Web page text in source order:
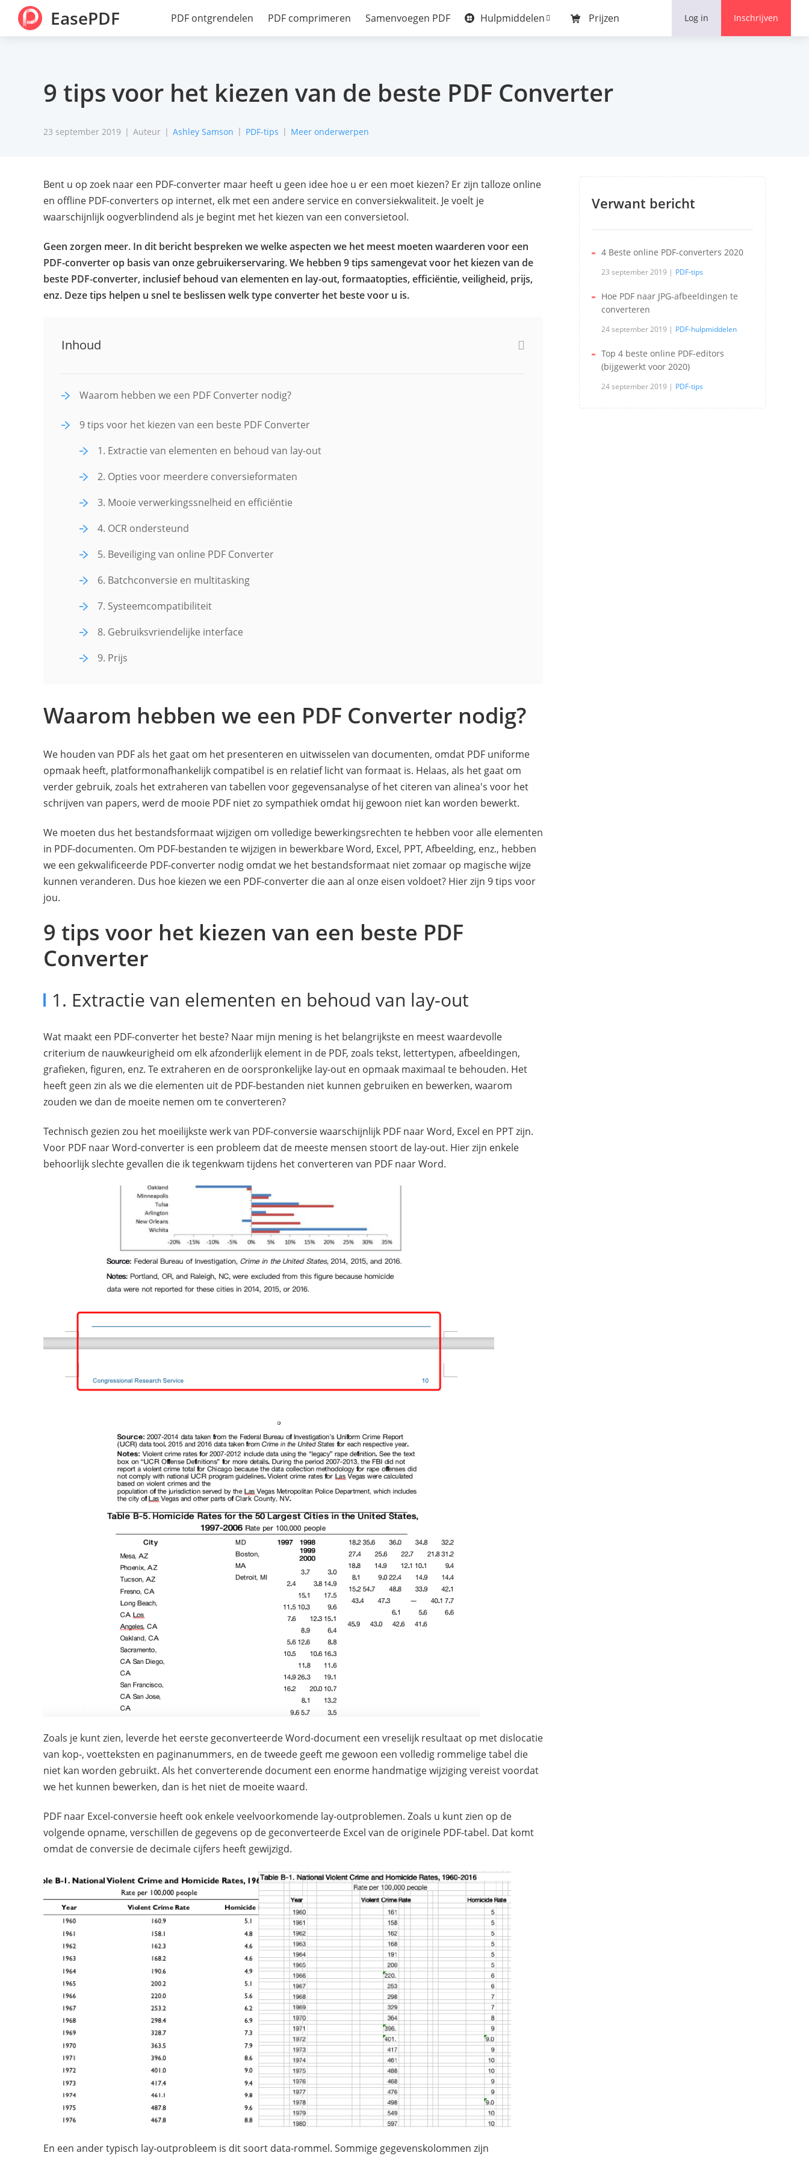
EasePDF PDF ontgrendelen PDF comprimeren Samenvoegen PDF Hulpmiddelen Prijzen Log in Inschrijven
9 tips voor het kiezen van de beste PDF Converter
23 september 2019 Auteur Ashley Samson PDF-tips Meer onderwerpen
Commentaar
Bent u op zoek naar een PDF-converter maar heeft u geen idee hoe u er een moet kiezen? Er zijn talloze online
en offline PDF-converters op internet, elk met een andere service en conversiekwaliteit. Je voelt je
waarschijnlijk oogverblindend als je begint met het kiezen van een conversietool.
Geen zorgen meer. In dit bericht bespreken we welke aspecten we het meest moeten waarderen voor een
PDF-converter op basis van onze gebruikerservaring. We hebben 9 tips samengevat voor het kiezen van de
beste PDF-converter, inclusief behoud van elementen en lay-out, formaatopties, efficiëntie, veiligheid, prijs,
enz. Deze tips helpen u snel te beslissen welk type converter het beste voor u is.
Inhoud
Waarom hebben we een PDF Converter nodig?
9 tips voor het kiezen van een beste PDF Converter
1. Extractie van elementen en behoud van lay-out
2. Opties voor meerdere conversieformaten
3. Mooie verwerkingssnelheid en efficiëntie
4. OCR ondersteund
5. Beveiliging van online PDF Converter
6. Batchconversie en multitasking
7. Systeemcompatibiliteit
8. Gebruiksvriendelijke interface
9. Prijs
Waarom hebben we een PDF Converter nodig?
We houden van PDF als het gaat om het presenteren en uitwisselen van documenten, omdat PDF uniforme
opmaak heeft, platformonafhankelijk compatibel is en relatief licht van formaat is. Helaas, als het gaat om
verder gebruik, zoals het extraheren van tabellen voor gegevensanalyse of het citeren van alinea's voor het
schrijven van papers, werd de mooie PDF niet zo sympathiek omdat hij gewoon niet kan worden bewerkt.
We moeten dus het bestandsformaat wijzigen om volledige bewerkingsrechten te hebben voor alle elementen
in PDF-documenten. Om PDF-bestanden te wijzigen in bewerkbare Word, Excel, PPT, Afbeelding, enz., hebben
we een gekwalificeerde PDF-converter nodig omdat we het bestandsformaat niet zomaar op magische wijze
kunnen veranderen. Dus hoe kiezen we een PDF-converter die aan al onze eisen voldoet? Hier zijn 9 tips voor
jou.
9 tips voor het kiezen van een beste PDF
Converter
1. Extractie van elementen en behoud van lay-out
Wat maakt een PDF-converter het beste? Naar mijn mening is het belangrijkste en meest waardevolle
criterium de nauwkeurigheid om elk afzonderlijk element in de PDF, zoals tekst, lettertypen, afbeeldingen,
grafieken, figuren, enz. Te extraheren en de oorspronkelijke lay-out en opmaak maximaal te behouden. Het
heeft geen zin als we die elementen uit de PDF-bestanden niet kunnen gebruiken en bewerken, waarom
zouden we dan de moeite nemen om te converteren?
Technisch gezien zou het moeilijkste werk van PDF-conversie waarschijnlijk PDF naar Word, Excel en PPT zijn.
Voor PDF naar Word-converter is een probleem dat de meeste mensen stoort de lay-out. Hier zijn enkele
behoorlijk slechte gevallen die ik tegenkwam tijdens het converteren van PDF naar Word.
Zoals je kunt zien, leverde het eerste geconverteerde Word-document een vreselijk resultaat op met dislocatie
van kop-, voetteksten en paginanummers, en de tweede geeft me gewoon een volledig rommelige tabel die
niet kan worden gebruikt. Als het converterende document een enorme handmatige wijziging vereist voordat
we het kunnen bewerken, dan is het niet de moeite waard.
PDF naar Excel-conversie heeft ook enkele veelvoorkomende lay-outproblemen. Zoals u kunt zien op de
volgende opname, verschillen de gegevens op de geconverteerde Excel van de originele PDF-tabel. Dat komt
omdat de conversie de decimale cijfers heeft gewijzigd.
En een ander typisch lay-outprobleem is dit soort data-rommel. Sommige gegevenskolommen zijn
Verwant bericht
4 Beste online PDF-converters 2020
23 september 2019 PDF-tips
Hoe PDF naar JPG-afbeeldingen te
converteren
24 september 2019 PDF-hulpmiddelen
Top 4 beste online PDF-editors
(bijgewerkt voor 2020)
24 september 2019 PDF-tips